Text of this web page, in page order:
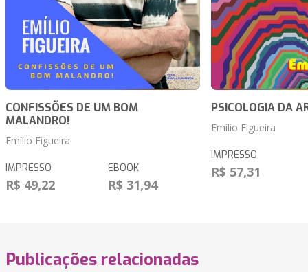
CONFISSÕES DE UM BOM
MALANDRO!
Emílio Figueira
IMPRESSO
R$ 49,22
EBOOK
R$ 31,94
PSICOLOGIA DA
Emílio Figueira
IMPRESSO
R$ 57,31
Publicações relacionadas